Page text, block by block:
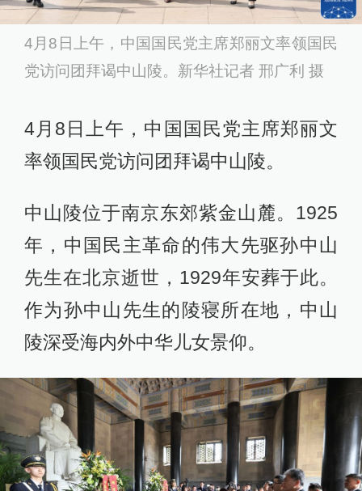
4月8日上午，中国国民党主席郑丽文率领国民
党访问团拜谒中山陵。新华社记者 邢广利 摄
4月8日上午，中国国民党主席郑丽文
率领国民党访问团拜谒中山陵。
中山陵位于南京东郊紫金山麓。1925
年，中国民主革命的伟大先驱孙中山
先生在北京逝世，1929年安葬于此。
作为孙中山先生的陵寝所在地，中山
陵深受海内外中华儿女景仰。